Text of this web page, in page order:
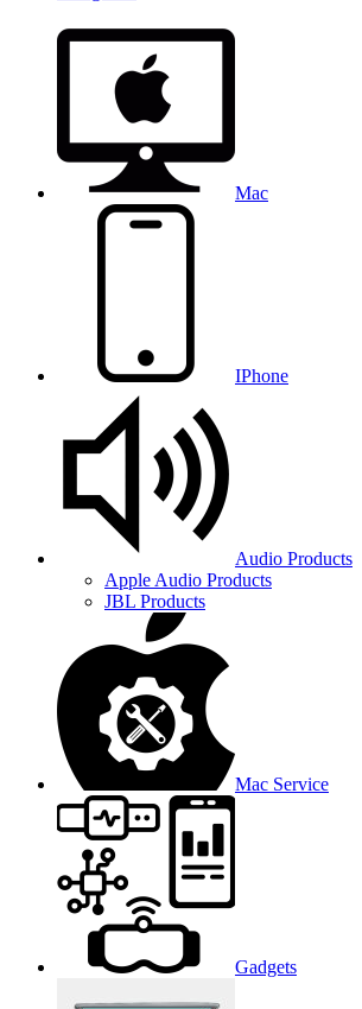
Mac
IPhone
Audio Products
Apple Audio Products
JBL Products
Mac Service
Gadgets